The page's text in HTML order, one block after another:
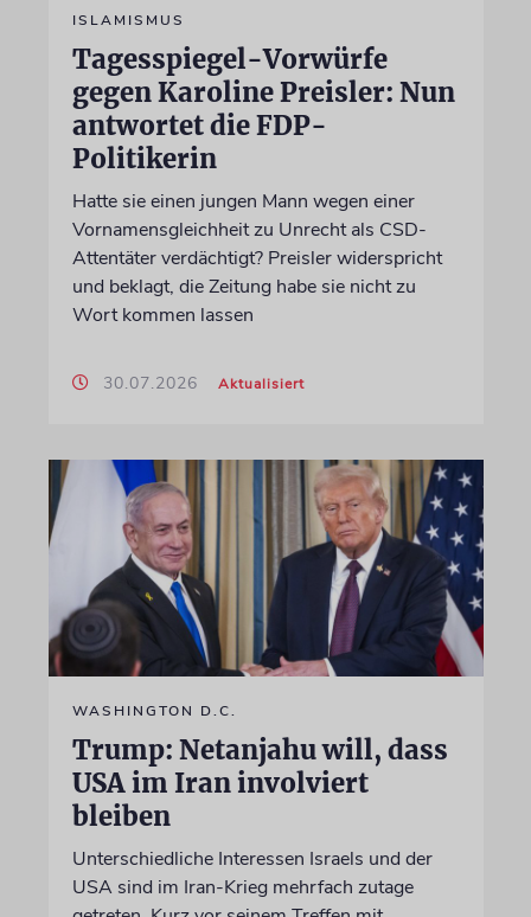
ISLAMISMUS
Tagesspiegel-Vorwürfe
gegen Karoline Preisler: Nun
antwortet die FDP-
Politikerin
Hatte sie einen jungen Mann wegen einer
Vornamensgleichheit zu Unrecht als CSD-
Attentäter verdächtigt? Preisler widerspricht
und beklagt, die Zeitung habe sie nicht zu
Wort kommen lassen
30.07.2026 Aktualisiert
WASHINGTON D.C.
Trump: Netanjahu will, dass
USA im Iran involviert
bleiben
Unterschiedliche Interessen Israels und der
USA sind im Iran-Krieg mehrfach zutage